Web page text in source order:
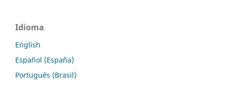
Idioma
English
Español (España)
Português (Brasil)